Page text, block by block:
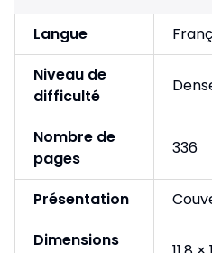
Langue
Niveau de
difficulté
Nombre de
pages
336
Présentation
Dimensions